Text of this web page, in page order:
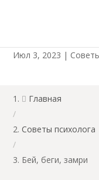
Июл 3, 2023 |
 Главная
/
Советы психолога
/
Бей, беги, замри